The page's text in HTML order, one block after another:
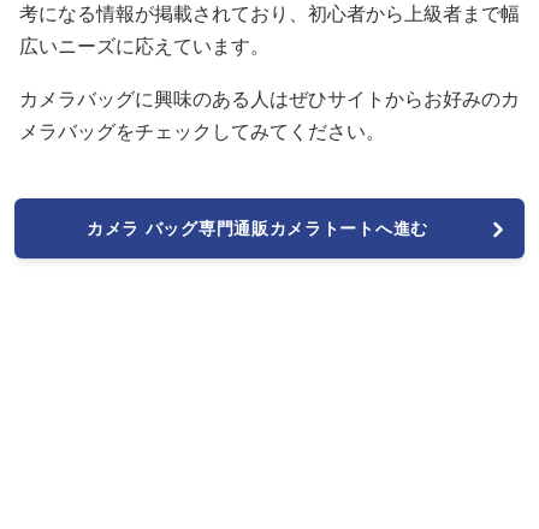
考になる情報が掲載されており、初心者から上級者まで幅
広いニーズに応えています。
カメラバッグに興味のある人はぜひサイトからお好みのカ
メラバッグをチェックしてみてください。
カメラ バッグ専門通販カメラトートへ進む